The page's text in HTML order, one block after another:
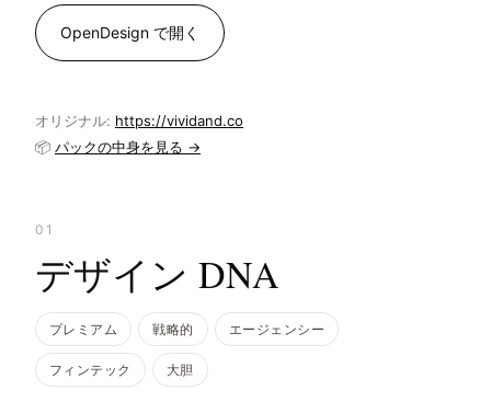
OpenDesign で開く
オリジナル: https://vividand.co
📦 パックの中身を見る →
01
デザイン DNA
プレミアム 戦略的 エージェンシー
フィンテック 大胆